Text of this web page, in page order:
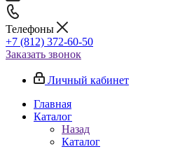
Телефоны
+7 (812) 372-60-50
Заказать звонок
Личный кабинет
Главная
Каталог
Назад
Каталог